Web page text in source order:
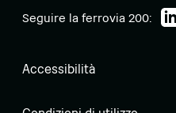
Seguire la ferrovia 200:
Accessibilità